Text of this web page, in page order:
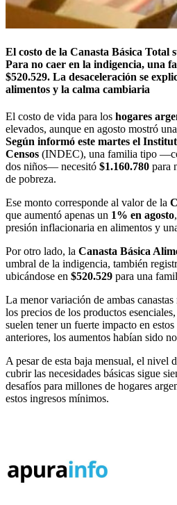
El costo de la Canasta Básica Total
Para no caer en la indigencia, una
$520.529. La desaceleración se
alimentos y la calma cambiaria
El costo de vida para los hogares
elevados, aunque en agosto mostró
Según informó este martes el
Censos (INDEC), una familia tipo
dos niños— necesitó $1.160.780 para
de pobreza.
Ese monto corresponde al valor de la
que aumentó apenas un 1% en agosto
presión inflacionaria en alimentos y
Por otro lado, la Canasta Básica
umbral de la indigencia, también
ubicándose en $520.529 para una
La menor variación de ambas
los precios de los productos
suelen tener un fuerte impacto en
anteriores, los aumentos habían sido
A pesar de esta baja mensual, el nivel
cubrir las necesidades básicas sigue
desafíos para millones de hogares
estos ingresos mínimos.